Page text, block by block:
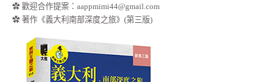
✿ 歡迎合作提案： aappmimi44@gmail.com
✿ 著作《義大利南部深度之旅》(第三版)